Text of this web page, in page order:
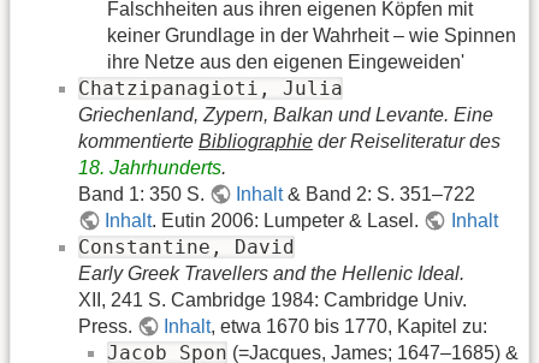
Falschheiten aus ihren eigenen Köpfen mit
keiner Grundlage in der Wahrheit – wie Spinnen
ihre Netze aus den eigenen Eingeweiden'
Chatzipanagioti, Julia
Griechenland, Zypern, Balkan und Levante. Eine
kommentierte Bibliographie der Reiseliteratur des
18. Jahrhunderts.
Band 1: 350 S.
Inhalt& Band 2: S. 351–722
Inhalt. Eutin 2006: Lumpeter & Lasel. Inhalt
Constantine, David
Early Greek Travellers and the Hellenic Ideal.
XII, 241 S. Cambridge 1984: Cambridge Univ.
Press.
Inhalt, etwa 1670 bis 1770, Kapitel zu:
Jacob Spon (=Jacques, James; 1647–1685) &